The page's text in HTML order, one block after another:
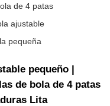
de 4 patas
ajustable
pequeña
pequeño |
de bola de 4 patas
Lita